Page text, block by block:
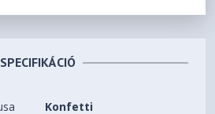
SPECIFIKÁCIÓ
Konfetti